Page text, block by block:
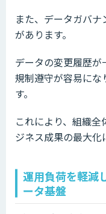
また、データガバ
があります。
データの変更履歴
規制遵守が容易にな
す。
これにより、組織
ジネス成果の最大化
運用負荷を軽減
ータ基盤